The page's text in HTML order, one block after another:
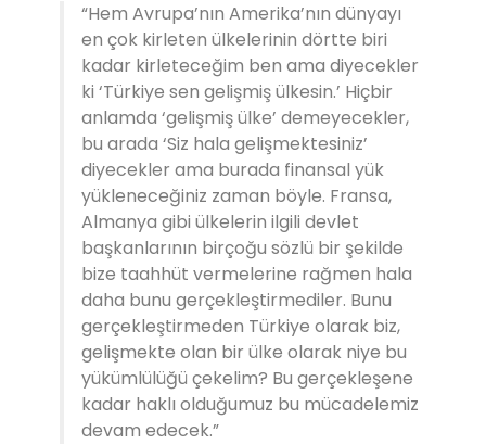
“Hem Avrupa’nın Amerika’nın dünyayı
en çok kirleten ülkelerinin dörtte biri
kadar kirleteceğim ben ama diyecekler
ki ‘Türkiye sen gelişmiş ülkesin.’ Hiçbir
anlamda ‘gelişmiş ülke’ demeyecekler,
bu arada ‘Siz hala gelişmektesiniz’
diyecekler ama burada finansal yük
yükleneceğiniz zaman böyle. Fransa,
Almanya gibi ülkelerin ilgili devlet
başkanlarının birçoğu sözlü bir şekilde
bize taahhüt vermelerine rağmen hala
daha bunu gerçekleştirmediler. Bunu
gerçekleştirmeden Türkiye olarak biz,
gelişmekte olan bir ülke olarak niye bu
yükümlülüğü çekelim? Bu gerçekleşene
kadar haklı olduğumuz bu mücadelemiz
devam edecek.”